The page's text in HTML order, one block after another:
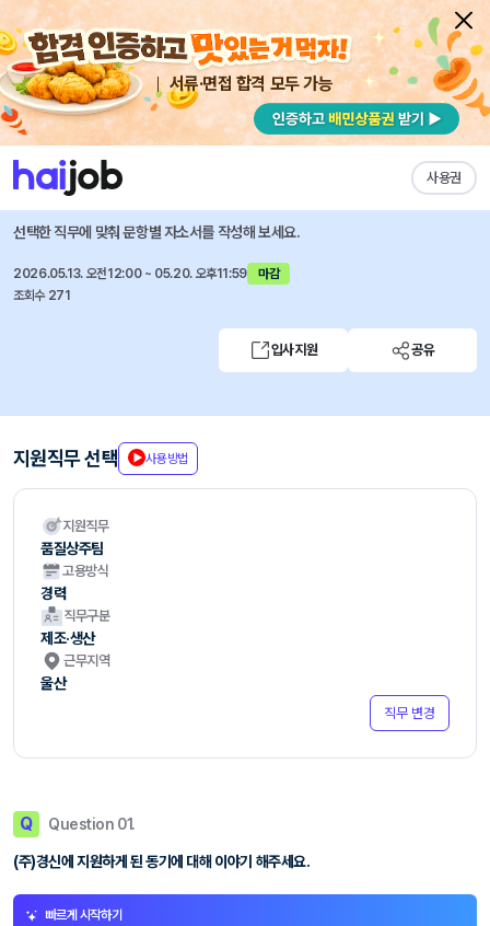
서류·면접 합격 모두 가능
사용권
채용공고 자소서 자유항목 자소서 내 작성목록
경신 즐겨찾기
2026년 상반기 품질관리팀(경주) 상주원 채용
선택한 직무에 맞춰 문항별 자소서를 작성해 보세요.
2026.05.13. 오전12:00 ~ 05.20. 오후11:59
마감
조회수 271
입사지원 공유
지원직무 선택 사용방법
지원직무
품질상주팀
고용방식
경력
직무구분
제조·생산
근무지역
울산
직무 변경
Q Question 01.
(주)경신에 지원하게 된 동기에 대해 이야기 해주세요.
빠르게 시작하기